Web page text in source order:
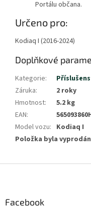
Portálu občana.
Určeno pro:
Kodiaq I (2016-2024)
Doplňkové
Kategorie:
Záruka:
2 roky
Hmotnost:
5.2 kg
EAN:
Model vozu: Kodiaq I
Položka byla
Facebook